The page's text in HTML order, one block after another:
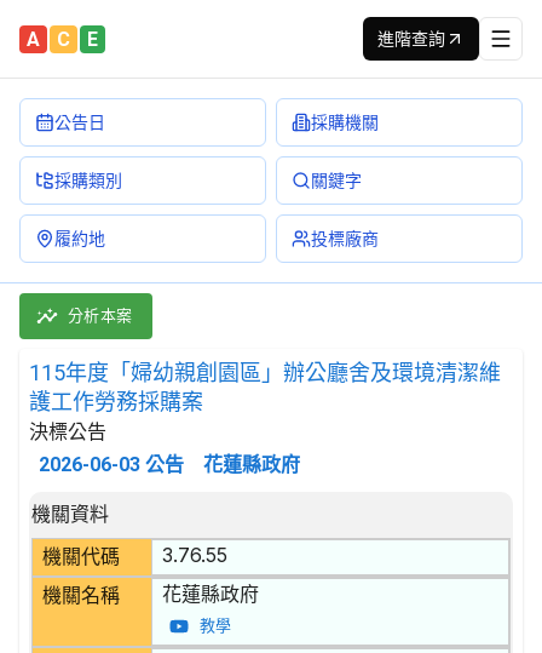
A C E 進階查詢
公告日 採購機關
採購類別 關鍵字
履約地 投標廠商
115年度「婦幼親創園區」辦公廳舍及環境清潔維護工作勞
採購類別：勞務類 建築物清潔服務 | 招標方式：公開取得
分析本案
115年度「婦幼親創園區」辦公廳舍及環境清潔維
護工作勞務採購案
決標公告
2026-06-03 公告 花蓮縣政府
決標公告詳細內容
機關資料
機關代碼
3.76.55
機關名稱 花蓮縣政府
教學